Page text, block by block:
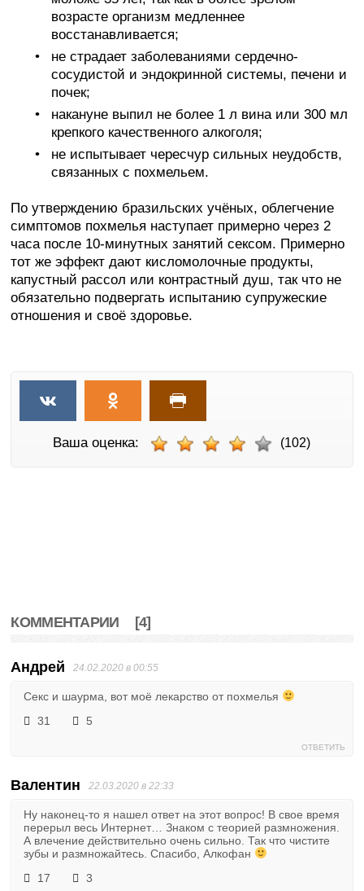
возрасте организм медленнее
восстанавливается;
не страдает заболеваниями сердечно-
сосудистой и эндокринной системы, печени и
почек;
накануне выпил не более 1 л вина или 300 мл
крепкого качественного алкоголя;
не испытывает чересчур сильных неудобств,
связанных с похмельем.
По утверждению бразильских учёных, облегчение
симптомов похмелья наступает примерно через 2
часа после 10-минутных занятий сексом. Примерно
тот же эффект дают кисломолочные продукты,
капустный рассол или контрастный душ, так что не
обязательно подвергать испытанию супружеские
отношения и своё здоровье.
Ваша оценка: (102)
КОММЕНТАРИИ [4]
Андрей 24.02.2020 в 00:55
Секс и шаурма, вот моё лекарство от похмелья
31
5
ОТВЕТИТЬ
Валентин 22.03.2020 в 22:33
Ну наконец-то я нашел ответ на этот вопрос! В свое время
перерыл весь Интернет… Знаком с теорией размножения.
А влечение действительно очень сильно. Так что чистите
зубы и размножайтесь. Спасибо, Алкофан
17
3